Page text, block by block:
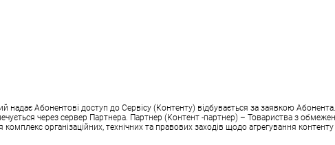
Абонентові доступ до Сервісу (Контенту) відбувається за заявкою Абонента.
через сервер Партнера. Партнер (Контент -партнер) – Товариства з
організаційних, технічних та правових заходів щодо агрегування контенту